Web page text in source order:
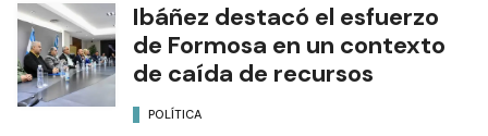
Ibáñez destacó el esfuerzo
de Formosa en un contexto
de caída de recursos
POLÍTICA